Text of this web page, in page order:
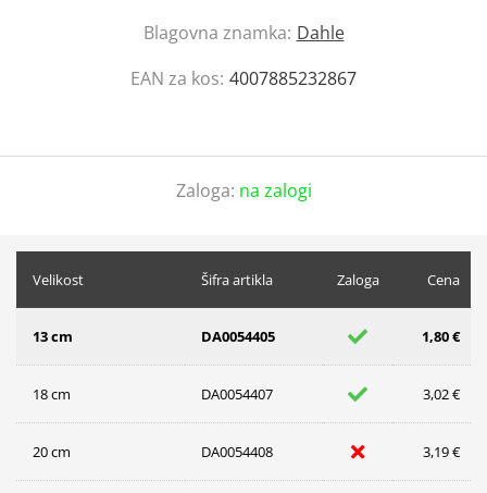
Blagovna znamka: Dahle
EAN za kos: 4007885232867
Zaloga: na zalogi
Velikost Šifra artikla Zaloga Cena
13 cm DA0054405 1,80 €
18 cm DA0054407 3,02 €
20 cm DA0054408 3,19 €